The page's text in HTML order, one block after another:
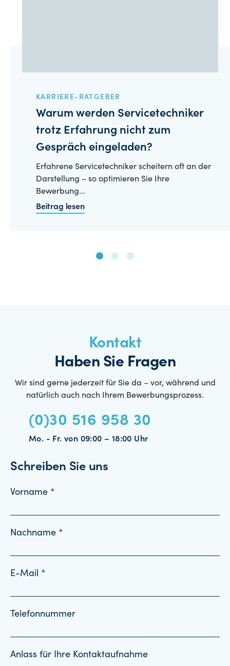
KARRIERE-RATGEBER
Warum werden Servicetechniker
trotz Erfahrung nicht zum
Gespräch eingeladen?
Erfahrene Servicetechniker scheitern oft an der
Darstellung – so optimieren Sie Ihre
Bewerbung...
Beitrag lesen
Kontakt
Haben Sie Fragen
Wir sind gerne jederzeit für Sie da – vor, während und
natürlich auch nach Ihrem Bewerbungsprozess.
(0)30 516 958 30
Mo. - Fr. von 09:00 – 18:00 Uhr
Schreiben Sie uns
Vorname *
Nachname *
E-Mail *
Telefonnummer
Anlass für Ihre Kontaktaufnahme